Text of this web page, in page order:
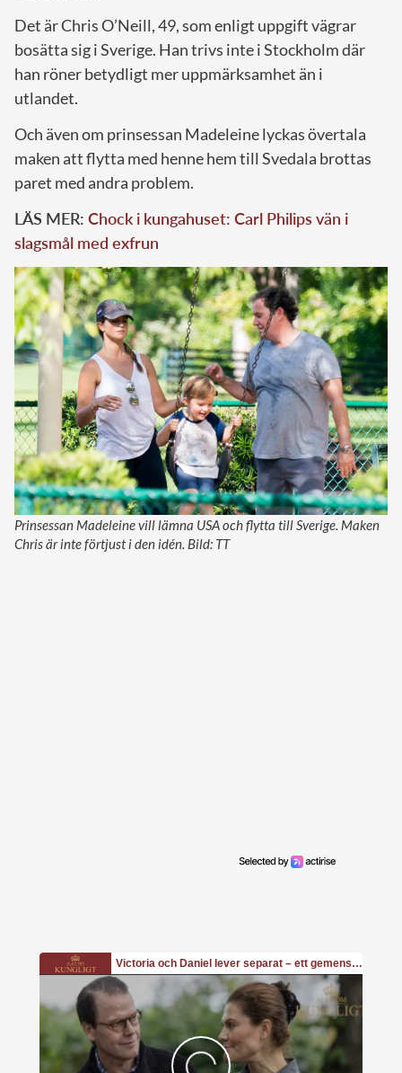
Det är Chris O’Neill, 49, som enligt uppgift vägrar
bosätta sig i Sverige. Han trivs inte i Stockholm där
han röner betydligt mer uppmärksamhet än i
utlandet.
Och även om prinsessan Madeleine lyckas övertala
maken att flytta med henne hem till Svedala brottas
paret med andra problem.
LÄS MER: Chock i kungahuset: Carl Philips vän i
slagsmål med exfrun
Prinsessan Madeleine vill lämna USA och flytta till Sverige. Maken
Chris är inte förtjust i den idén. Bild: TT